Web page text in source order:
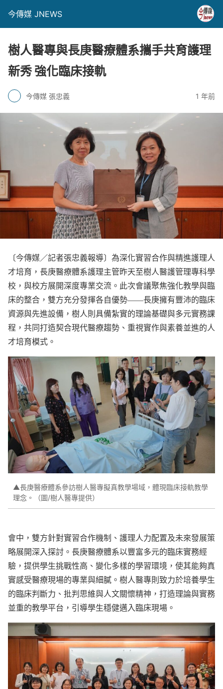
今傳媒 JNEWS
樹人醫專與長庚醫療體系攜手共育護理
新秀 強化臨床接軌
今傳媒 張忠義 1 年前
〔今傳媒／記者張忠義報導〕為深化實習合作與精進護理人
才培育，長庚醫療體系護理主管昨天至樹人醫護管理專科學
校，與校方展開深度專業交流。此次會議聚焦強化教學與臨
床的整合，雙方充分發揮各自優勢——長庚擁有豐沛的臨床
資源與先進設備，樹人則具備紮實的理論基礎與多元實務課
程，共同打造契合現代醫療趨勢、重視實作與素養並進的人
才培育模式。
▲長庚醫療體系參訪樹人醫專擬真教學場域，體現臨床接軌教學
理念。（圖/樹人醫專提供）
會中，雙方針對實習合作機制、護理人力配置及未來發展策
略展開深入探討。長庚醫療體系以豐富多元的臨床實務經
驗，提供學生挑戰性高、變化多樣的學習環境，使其能夠真
實感受醫療現場的專業與細膩。樹人醫專則致力於培養學生
的臨床判斷力、批判思維與人文關懷精神，打造理論與實務
並重的教學平台，引導學生穩健邁入臨床現場。